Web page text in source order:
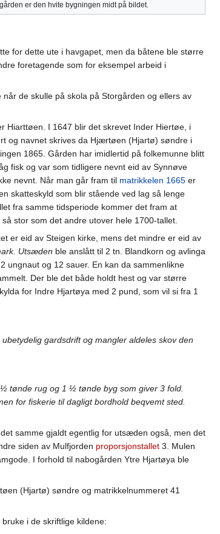
er den hvite bygningen midt på bildet.
for dette ute i havgapet, men da båtene ble større
foretagende som for eksempel arbeid i
de skulle på skola på Storgården og ellers av
Hiarttøen. I 1647 blir det skrevet Inder Hiertøe, i
og navnet skrives da Hjærtøen (Hjartø) søndre i
1865. Gården har imidlertid på folkemunne blitt
fisk og var som tidligere nevnt eid av Synnøve
nevnt. Når man går fram til matrikkelen 1665 er
skatteskyld som blir stående ved lag så lenge
fra samme tidsperiode kommer det fram at
stor som det andre utover hele 1700-tallet.
er eid av Steigen kirke, mens det mindre er eid av
Utsæden ble anslått til 2 tn. Blandkorn og avlinga
ungnaut og 12 sauer. En kan da sammenlikne
Der ble det både holdt hest og var større
for Indre Hjartøya med 2 pund, som vil si fra 1
gardsdrift og mangler aldeles skov den
tønde rug og 1 ½ tønde byg som giver 3 fold.
for fiskerie til dagligt bordhold beqvemt sted.
samme gjaldt egentlig for utsæden også, men det
siden av Mulfjorden proporsjonstallet 3. Mulen
I forhold til nabogården Ytre Hjartøya ble
(Hjartø) søndre og matrikkelnummeret 41
i de skriftlige kildene: